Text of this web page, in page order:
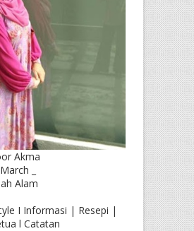
Akma
_
Alam
I Informasi | Resepi |
l Catatan